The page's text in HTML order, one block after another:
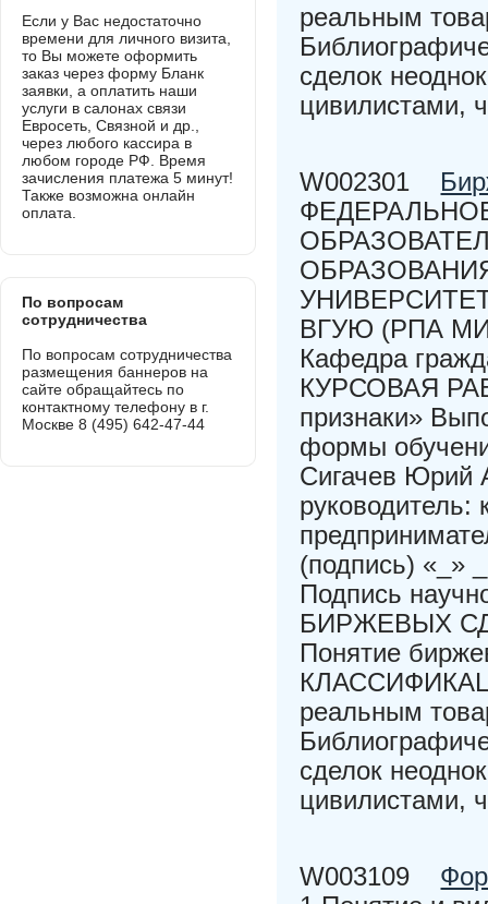
реальным
сделок
цивилистами,
W002301
ВГУЮ (РПА
Кафедра
КУРСОВАЯ
признаки»
формы
Сигачев Юрий
(подпись) «_»
Подпись
БИРЖЕВЫХ
Понятие
реальным
сделок
цивилистами,
W003109
Если у Вас недостаточно
времени для личного визита,
то Вы можете оформить
заказ через форму Бланк
заявки, а оплатить наши
услуги в салонах связи
Евросеть, Связной и др.,
через любого кассира в
любом городе РФ. Время
зачисления платежа 5 минут!
Также возможна онлайн
оплата.
По вопросам
сотрудничества
По вопросам сотрудничества
размещения баннеров на
сайте обращайтесь по
контактному телефону в г.
Москве 8 (495) 642-47-44